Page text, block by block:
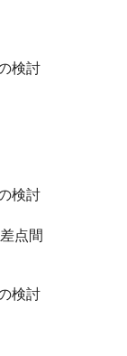
検討
検討
点間
検討